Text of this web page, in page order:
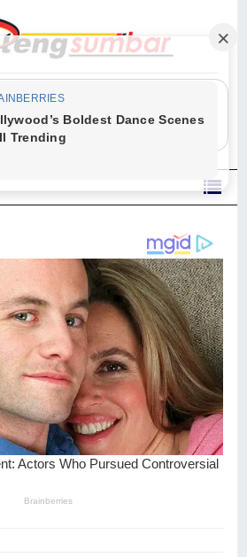
para malaikat-Nya berselawat untuk Nabi.
berselawatlah kamu untuk Nabi dan
penuh penghormatan kepadanya." (Qs. Al
Ahzab Ayat 56)